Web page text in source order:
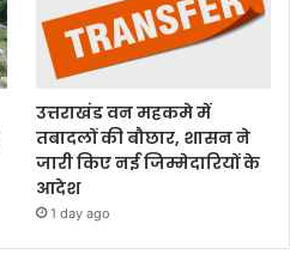
उत्तराखंड वन महकमे में
तबादलों की बौछार, शासन ने
जारी किए नई जिम्मेदारियों के
आदेश
1 day ago